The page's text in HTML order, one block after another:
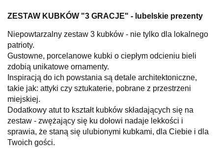
ZESTAW KUBKÓW "3 GRACJE" - lubelskie prezenty
Niepowtarzalny zestaw 3 kubków - nie tylko dla lokalnego
patrioty.
Gustowne, porcelanowe kubki o ciepłym odcieniu bieli
zdobią unikatowe ornamenty.
Inspiracją do ich powstania są detale architektoniczne,
takie jak: attyki czy sztukaterie, pobrane z przestrzeni
miejskiej.
Dodatkowy atut to kształt kubków składających się na
zestaw - zwężający się ku dołowi nadaje lekkości i
sprawia, że staną się ulubionymi kubkami, dla Ciebie i dla
Twoich gości.